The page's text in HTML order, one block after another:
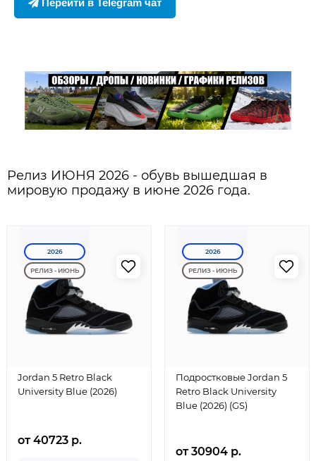
Перейти в Telegram чат
Релиз ИЮНЯ 2026 - обувь вышедшая в
мировую продажу в июне 2026 года.
2026
РЕЛИЗ - ИЮНЬ
Jordan 5 Retro Black
University Blue (2026)
от 40723 р.
2026
РЕЛИЗ - ИЮНЬ
Подростковые Jordan 5
Retro Black University
Blue (2026) (GS)
от 30904 р.